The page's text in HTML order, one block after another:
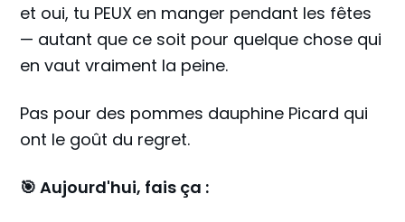
et oui, tu PEUX en manger pendant les fêtes
— autant que ce soit pour quelque chose qui
en vaut vraiment la peine.
Pas pour des pommes dauphine Picard qui
ont le goût du regret.
🎯 Aujourd'hui, fais ça :